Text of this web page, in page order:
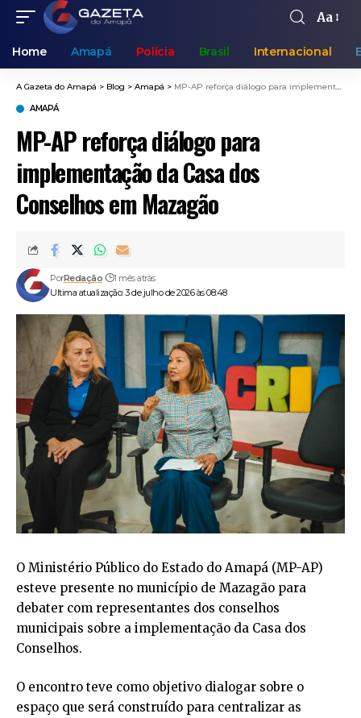
Aa
Home Amapá Polícia Brasil Internacional
A Gazeta do Amapá > Blog > Amapá > MP-AP reforça diálogo para implementação da Casa dos Conselhos em Mazagão
AMAPÁ
MP-AP reforça diálogo para
implementação da Casa dos
Conselhos em Mazagão
Ultima atualização: 3 de julho de 2026 às 08:48
PorRedação 1 mês atrás
O Ministério Público do Estado do Amapá (MP-AP)
esteve presente no município de Mazagão para
debater com representantes dos conselhos
municipais sobre a implementação da Casa dos
Conselhos.
O encontro teve como objetivo dialogar sobre o
espaço que será construído para centralizar as